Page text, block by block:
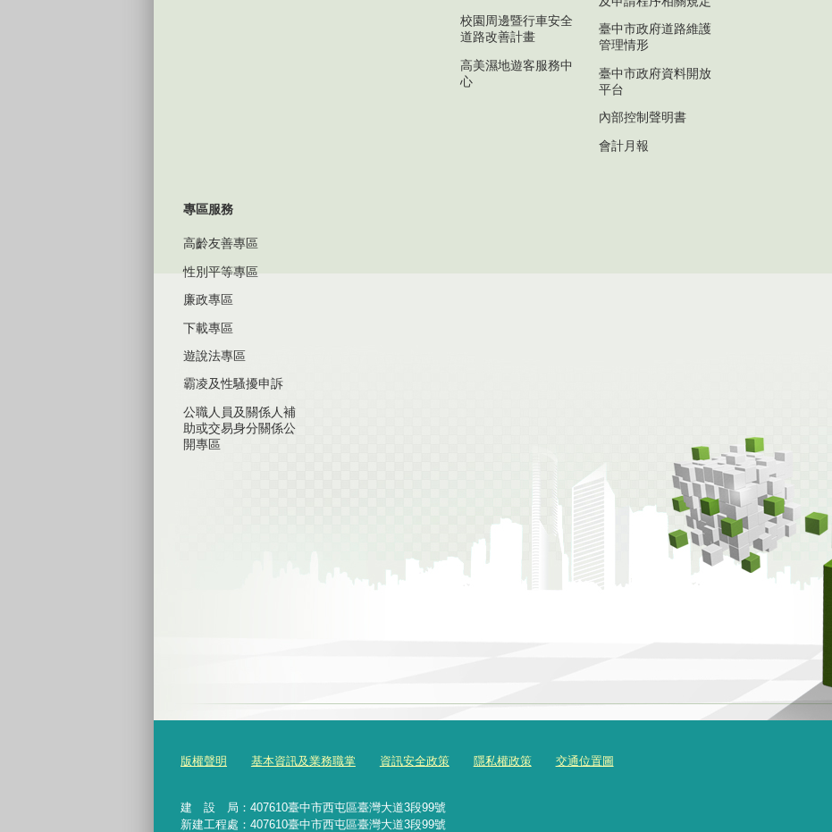
校園周邊暨行車安全
道路改善計畫
高美濕地遊客服務中
心
臺中市政府道路維護
管理情形
臺中市政府資料開放
平台
內部控制聲明書
會計月報
專區服務
高齡友善專區
性別平等專區
廉政專區
下載專區
遊說法專區
霸凌及性騷擾申訴
公職人員及關係人補
助或交易身分關係公
開專區
版權聲明 基本資訊及業務職掌 資訊安全政策 隱私權政策 交通位置圖
建 設 局： 407610臺中市西屯區臺灣大道3段99號
新建工程處：407610臺中市西屯區臺灣大道3段99號